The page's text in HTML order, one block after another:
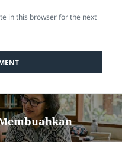
in this browser for the next